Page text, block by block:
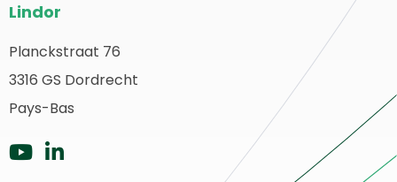
de
page
du
site
Lindor
Planckstraat 76
3316 GS Dordrecht
Pays-Bas
AllerAller